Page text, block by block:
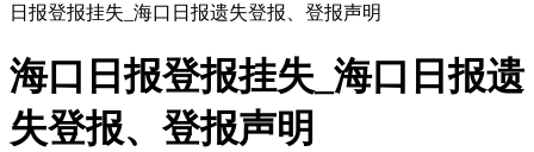
日报登报挂失_海口日报遗失登报、登报声明
海口日报登报挂失_海口日报遗
失登报、登报声明